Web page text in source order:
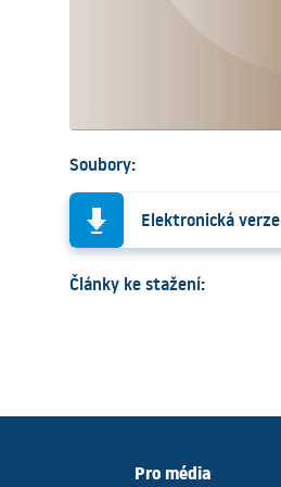
Soubory:
Elektronická verze
Články ke stažení:
Pro média